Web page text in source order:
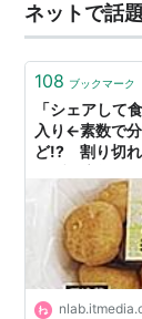
ピアのスイ
でしょうか?
存知の方…
ネットで話題
108 ブックマーク
「シェアして
入り←素数で
ど!? 割り切れ